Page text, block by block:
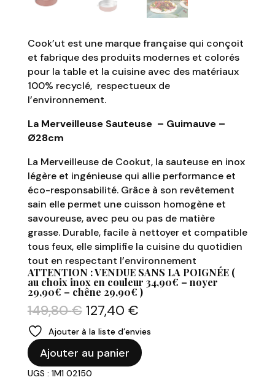
Cook’ut est une marque française qui conçoit
et fabrique des produits modernes et colorés
pour la table et la cuisine avec des matériaux
100% recyclé, respectueux de
l’environnement.
La Merveilleuse Sauteuse – Guimauve –
Ø28cm
La Merveilleuse de Cookut, la sauteuse en inox
légère et ingénieuse qui allie performance et
éco-responsabilité. Grâce à son revêtement
sain elle permet une cuisson homogène et
savoureuse, avec peu ou pas de matière
grasse. Durable, facile à nettoyer et compatible
tous feux, elle simplifie la cuisine du quotidien
tout en respectant l’environnement
ATTENTION : VENDUE SANS LA POIGNÉE (
au choix inox en couleur 34,90€ – noyer
29,90€ – chêne 29,90€ )
149,80€ Le
prix
initial
était :
149,80 €.
127,40 €Le
prix
actuel
est :
127,40 €.
Ajouter à la liste d’envies
quantité
de
COOK'UT
Ajouter au panier
UGS : 1M1 02150